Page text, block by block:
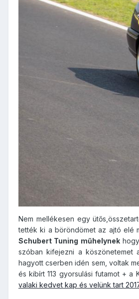
Nem mellékesen egy
tették ki a böröndömet az ajtó elé
Schubert Tuning műhelynekhogy
szóban kifejezni a köszönetemet
hagyott cserben idén sem, voltak
és kibírt 113 gyorsulási futamot +
valaki kedvet kap és velünk tart